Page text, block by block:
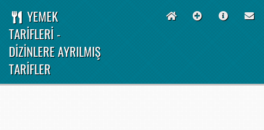
YEMEK
TARİFLERİ -
DİZİNLERE AYRILMIŞ
TARİFLER